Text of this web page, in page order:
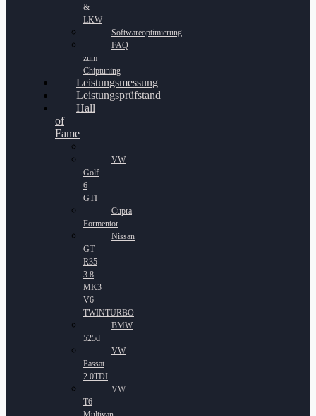
&
LKW
Softwareoptimierung
FAQ
zum
Chiptuning
Leistungsmessung
Leistungsprüfstand
Hall
of
Fame
VW
Golf
6
GTI
Cupra
Formentor
Nissan
GT-
R35
3.8
MK3
V6
TWINTURBO
BMW
525d
VW
Passat
2.0TDI
VW
T6